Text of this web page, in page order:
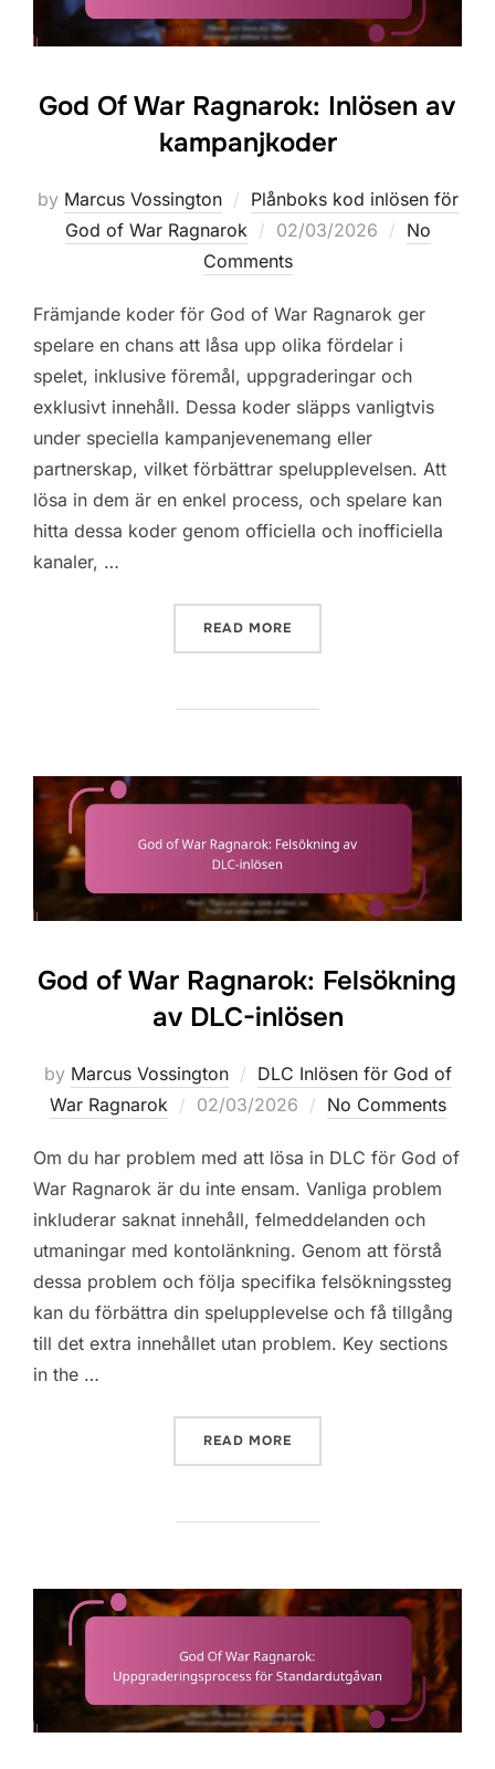
God Of War Ragnarok: Inlösen av
kampanjkoder
by Marcus Vossington
Plånboks kod inlösen för
God of War Ragnarok
Posted
on
02/03/2026
No
Comments
Främjande koder för God of War Ragnarok ger
spelare en chans att låsa upp olika fördelar i
spelet, inklusive föremål, uppgraderingar och
exklusivt innehåll. Dessa koder släpps vanligtvis
under speciella kampanjevenemang eller
partnerskap, vilket förbättrar spelupplevelsen. Att
lösa in dem är en enkel process, och spelare kan
hitta dessa koder genom officiella och inofficiella
kanaler, …
READ MORE
God of War Ragnarok: Felsökning
av DLC-inlösen
by Marcus Vossington
DLC Inlösen för God of
War Ragnarok
Posted
02/03/2026 No Comments
Om du har problem med att lösa in DLC för God of
War Ragnarok är du inte ensam. Vanliga problem
inkluderar saknat innehåll, felmeddelanden och
utmaningar med kontolänkning. Genom att förstå
dessa problem och följa specifika felsökningssteg
kan du förbättra din spelupplevelse och få tillgång
till det extra innehållet utan problem. Key sections
in the …
READ MORE